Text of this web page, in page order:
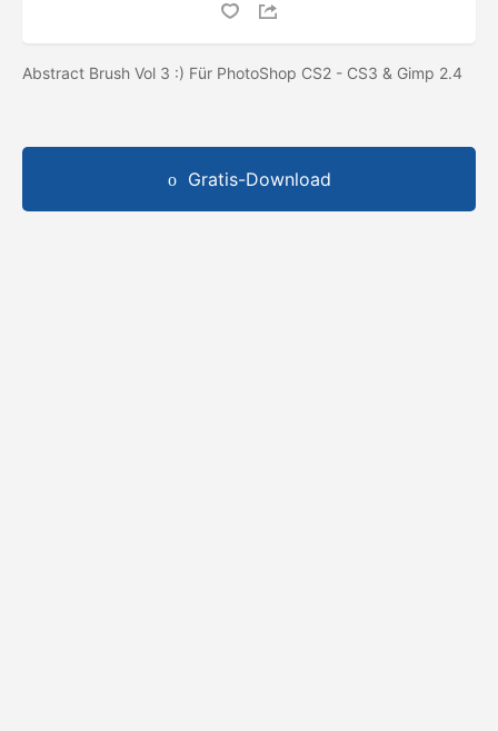
Abstract Brush Vol 3 :) Für PhotoShop CS2 - CS3 & Gimp 2.4
Gratis-Download